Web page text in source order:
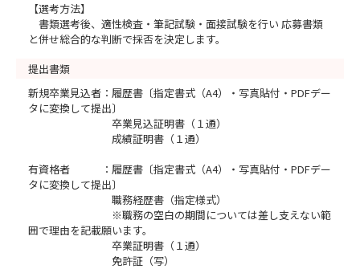
【選考方法】
書類選考後、適性検査・筆記試験・面接試験を行い 応募書類
と併せ総合的な判断で採否を決定します。
提出書類
新規卒業見込者：履歴書〔指定書式（A4）・写真貼付・PDFデー
タに変換して提出〕
卒業見込証明書（１通）
成績証明書（１通）
有資格者 ：履歴書〔指定書式（A4）・写真貼付・PDFデー
タに変換して提出〕
職務経歴書（指定様式）
※職務の空白の期間については差し支えない範
囲で理由を記載願います。
卒業証明書（１通）
免許証（写）